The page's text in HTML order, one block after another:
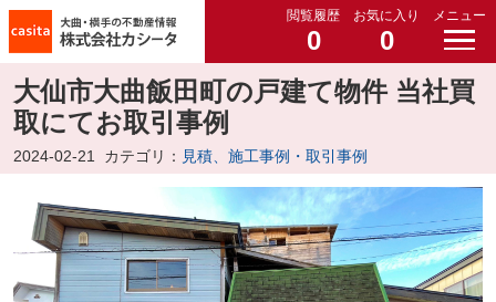
閲覧履歴
0
お気に入り
0
メニュー
大仙市大曲飯田町の戸建て物件 当社買
取にてお取引事例
2024-02-21 カテゴリ： 見積、施工事例・取引事例